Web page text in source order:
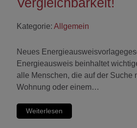
Kategorie: Allgemein
Neues
Energieausweis beinhaltet
alle Menschen, die auf der Suche
Wohnung oder einem…
Weiterlesen